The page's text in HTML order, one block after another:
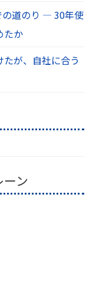
の道のり ― 30年使
たか
たが、自社に合う
ン